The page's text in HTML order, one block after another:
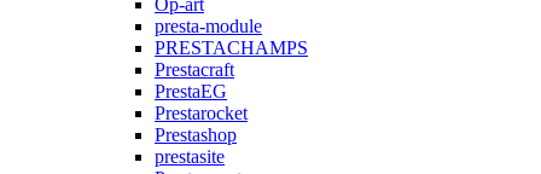
presta-module
PRESTACHAMPS
Prestacraft
PrestaEG
Prestarocket
Prestashop
prestasite